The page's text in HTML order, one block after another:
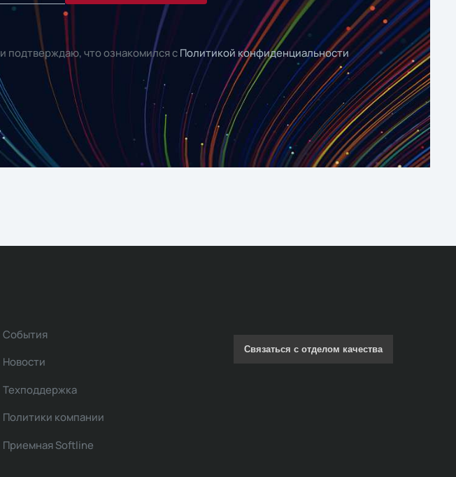
и подтверждаю, что ознакомился с Политикой конфиденциальности
События
Новости
Техподдержка
Политики компании
Приемная Softline
Связаться с отделом качества